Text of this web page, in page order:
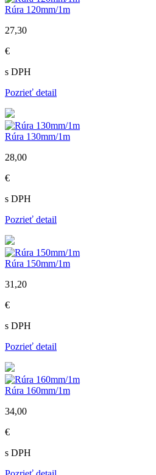
Rúra 120mm/1m
27,30
€
s DPH
Pozrieť detail
Rúra 130mm/1m
28,00
€
s DPH
Pozrieť detail
Rúra 150mm/1m
31,20
€
s DPH
Pozrieť detail
Rúra 160mm/1m
34,00
€
s DPH